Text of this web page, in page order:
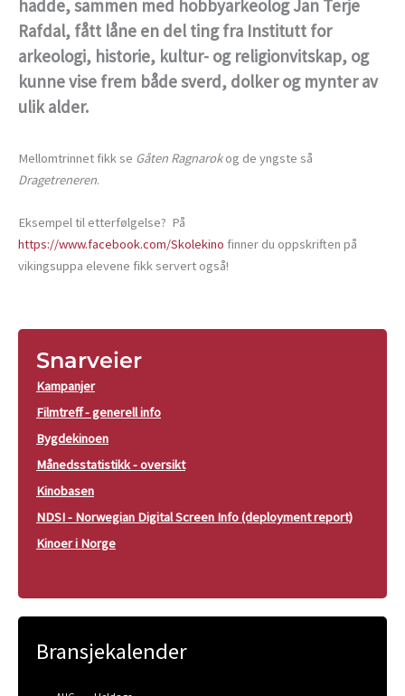
hadde, sammen med hobbyarkeolog Jan Terje
Rafdal, fått låne en del ting fra Institutt for
arkeologi, historie, kultur- og religionvitskap, og
kunne vise frem både sverd, dolker og mynter av
ulik alder.
Mellomtrinnet fikk se Gåten Ragnarokog de yngste så
Dragetreneren.
Eksempel til etterfølgelse? På
https://www.facebook.com/Skolekino finner du oppskriften på
vikingsuppa elevene fikk servert også!
Snarveier
Kampanjer
Filmtreff - generell info
Bygdekinoen
Månedsstatistikk - oversikt
Kinobasen
NDSI - Norwegian Digital Screen Info (deployment report)
Kinoer i Norge
Bransjekalender